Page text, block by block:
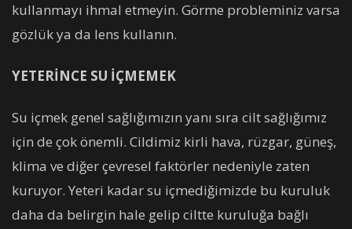
kullanmayı ihmal etmeyin. Görme probleminiz varsa
gözlük ya da lens kullanın.
YETERİNCE SU İÇMEMEK
Su içmek genel sağlığımızın yanı sıra cilt sağlığımız
için de çok önemli. Cildimiz kirli hava, rüzgar, güneş,
klima ve diğer çevresel faktörler nedeniyle zaten
kuruyor. Yeteri kadar su içmediğimizde bu kuruluk
daha da belirgin hale gelip ciltte kuruluğa bağlı